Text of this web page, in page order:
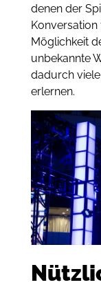
denen der
Möglichkeit
unbekannte
dadurch
erlernen.